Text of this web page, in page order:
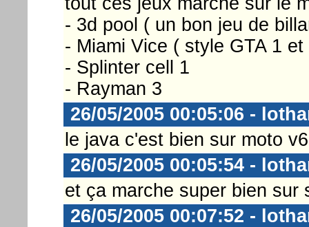
- 3d pool ( un bon jeu de
- Miami Vice ( style GTA 1 et
- Splinter cell 1
- Rayman 3
26/05/2005 00:05:06 -
le java c'est bien sur moto
26/05/2005 00:05:54 -
et ça marche super bien sur
26/05/2005 00:07:52 -